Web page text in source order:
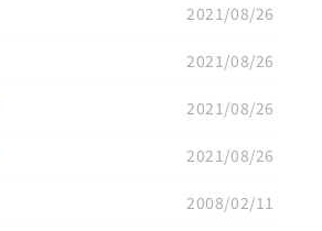
2021/08/26
2021/08/26
2021/08/26
2021/08/26
2008/02/11